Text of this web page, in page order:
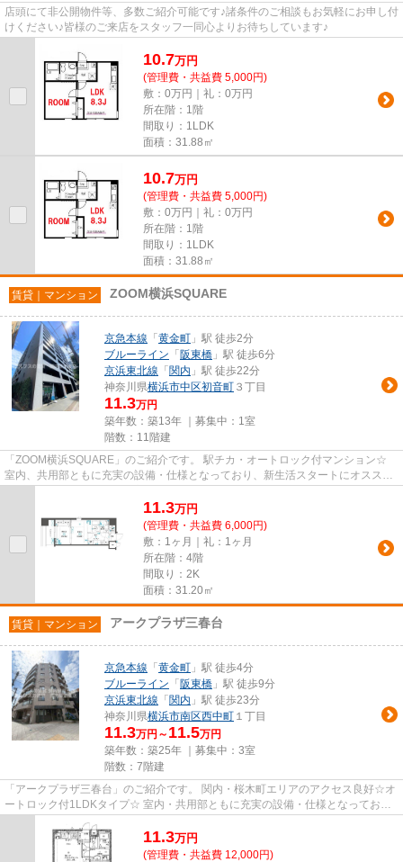
店頭にて非公開物件等、多数ご紹介可能です♪諸条件のご相談もお気軽にお申し付
けください♪皆様のご来店をスタッフ一同心よりお待ちしています♪
10.7万円
(管理費・共益費 5,000円)
敷：0万円｜礼：0万円
所在階：1階
間取り：1LDK
面積：31.88㎡
10.7万円
(管理費・共益費 5,000円)
敷：0万円｜礼：0万円
所在階：1階
間取り：1LDK
面積：31.88㎡
賃貸｜マンション ZOOM横浜SQUARE
京急本線 「 黄金町 」駅 徒歩2分
ブルーライン 「 阪東橋 」駅 徒歩6分
京浜東北線 「 関内 」駅 徒歩22分
神奈川県横浜市中区初音町 ３丁目
11.3万円
築年数：築13年 ｜募集中： 1室
階数：11階建
「ZOOM横浜SQUARE」のご紹介です。 駅チカ・オートロック付マンション☆
室内、共用部ともに充実の設備・仕様となっており、新生活スタートにオススメ
11.3万円
(管理費・共益費 6,000円)
敷：1ヶ月｜礼：1ヶ月
所在階：4階
間取り：2K
面積：31.20㎡
賃貸｜マンション アークプラザ三春台
京急本線 「 黄金町 」駅 徒歩4分
ブルーライン 「 阪東橋 」駅 徒歩9分
京浜東北線 「 関内 」駅 徒歩23分
神奈川県横浜市南区西中町 １丁目
11.3万円～ 11.5万円
築年数：築25年 ｜募集中： 3室
階数：7階建
「アークプラザ三春台」のご紹介です。 関内・桜木町エリアのアクセス良好☆オ
ートロック付1LDKタイプ☆ 室内・共用部ともに充実の設備・仕様となってお
り、新生活スタートにおすすめで...
11.3万円
(管理費・共益費 12,000円)